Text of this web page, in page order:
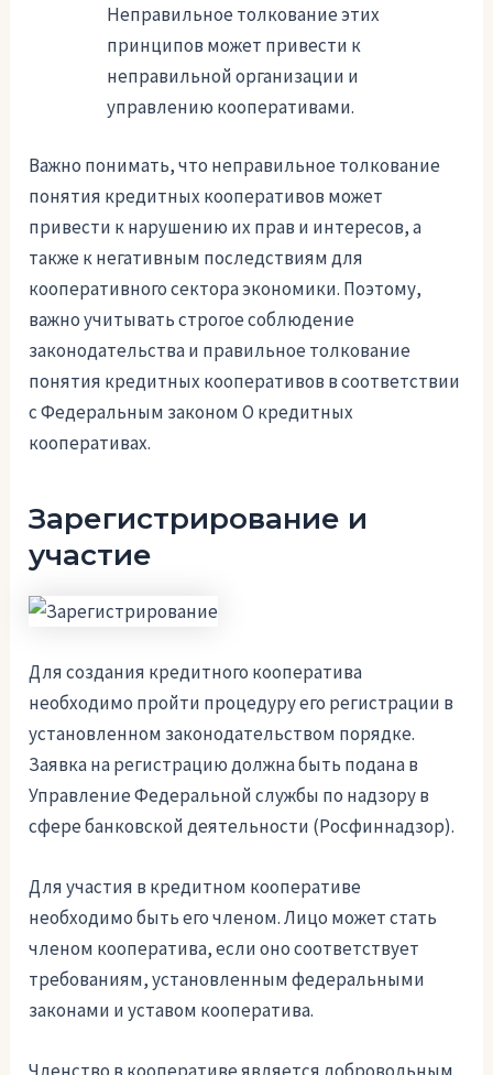
Неправильное толкование этих
принципов может привести к
неправильной организации и
управлению кооперативами.
Важно понимать, что неправильное толкование
понятия кредитных кооперативов может
привести к нарушению их прав и интересов, а
также к негативным последствиям для
кооперативного сектора экономики. Поэтому,
важно учитывать строгое соблюдение
законодательства и правильное толкование
понятия кредитных кооперативов в соответствии
с Федеральным законом О кредитных
кооперативах.
Зарегистрирование и
участие
Для создания кредитного кооператива
необходимо пройти процедуру его регистрации в
установленном законодательством порядке.
Заявка на регистрацию должна быть подана в
Управление Федеральной службы по надзору в
сфере банковской деятельности (Росфиннадзор).
Для участия в кредитном кооперативе
необходимо быть его членом. Лицо может стать
членом кооператива, если оно соответствует
требованиям, установленным федеральными
законами и уставом кооператива.